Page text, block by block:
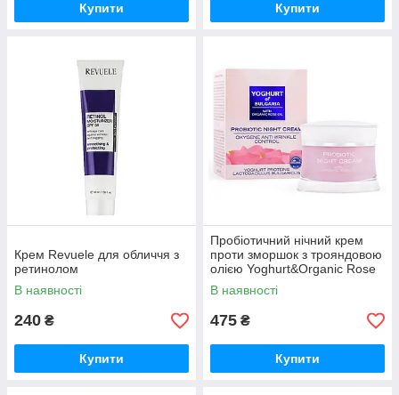
Купити Купити
Крем Revuele для обличчя з
ретинолом
В наявності
240 ₴
Купити
Пробіотичний нічний крем
проти зморшок з трояндовою
олією Yoghurt&Organic Rose
Oil BioFresh
В наявності
475 ₴
Купити